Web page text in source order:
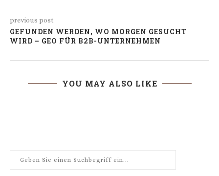
previous post
GEFUNDEN WERDEN, WO MORGEN GESUCHT
WIRD – GEO FÜR B2B-UNTERNEHMEN
YOU MAY ALSO LIKE